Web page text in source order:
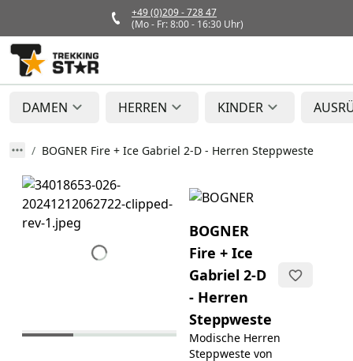
+49 (0)209 - 728 47
(Mo - Fr: 8:00 - 16:30 Uhr)
DAMEN HERREN KINDER
BOGNER Fire + Ice Gabriel 2-D - Herren Steppweste
BOGNER
Fire + Ice
Gabriel 2-D
- Herren
Steppweste
Modische Herren
Steppweste von